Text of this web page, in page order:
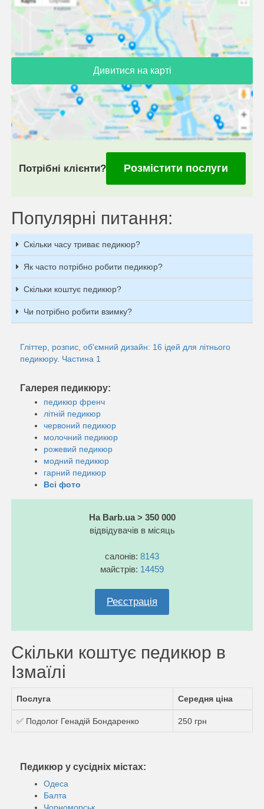
Дивитися на карті
Потрібні клієнти? Розмістити послуги
Популярні питання:
Скільки часу триває педикюр?
Як часто потрібно робити педикюр?
Скільки коштує педикюр?
Чи потрібно робити взимку?
Гліттер, розпис, об'ємний дизайн: 16 ідей для літнього
педикюру. Частина 1
Галерея педикюру:
педикюр френч
літній педикюр
червоний педикюр
молочний педикюр
рожевий педикюр
модний педикюр
гарний педикюр
Всі фото
На Barb.ua > 350 000
відвідувачів в місяць
салонів: 8143
майстрів: 14459
Реєстрація
Скільки коштує педикюр в
Ізмаїлі
Послуга Середня ціна
✅ Подолог Генадій Бондаренко 250 грн
Педикюр у сусідніх містах:
Одеса
Балта
Чорноморськ